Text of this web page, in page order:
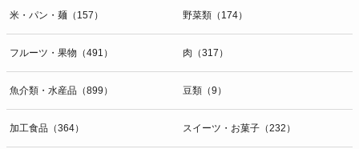
よび第三者への提供の停止（「開示等」といいます。）に応じます。
g）本人が個人情報を与えることの任意性及び当該情報を与えなかっ
た場合に本人に生じる結果
個人情報の提供は任意と致しますが、当社が依頼する情報の提供がな
い場合、内容が正確でない場合はサービスの提供やご対応等に支障を
きたす可能性がございますのでご了承下さい。
米・パン・麺（157） 野菜類（174）
フルーツ・果物（491） 肉（317）
魚介類・水産品（899） 豆類（9）
加工食品（364） スイーツ・お菓子（232）